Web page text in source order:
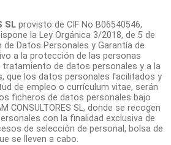
SL provisto de CIF No B06540546,
la Ley Orgánica 3/2018, de 5 de
Datos Personales y Garantía de
a la protección de las personas
de datos personales y a la
que los datos personales facilitados y
de empleo o currículum vitae, serán
ficheros de datos personales bajo
CONSULTORES SL, donde se recogen
con la finalidad exclusiva de
de selección de personal, bolsa de
se lleven a cabo.